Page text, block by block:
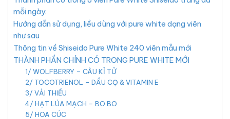
mỗi ngày:
Hướng dẫn sử dụng, liều dùng với pure white dạng viên
như sau
Thông tin về Shiseido Pure White 240 viên mẫu mới
THÀNH PHẦN CHÍNH CÓ TRONG PURE WHITE MỚI
1/ WOLFBERRY – CÂU KỈ TỬ
2/ TOCOTRIENOL – DẦU CỌ & VITAMIN E
3/ VẢI THIỀU
4/ HẠT LÚA MẠCH – BO BO
5/ HOA CÚC